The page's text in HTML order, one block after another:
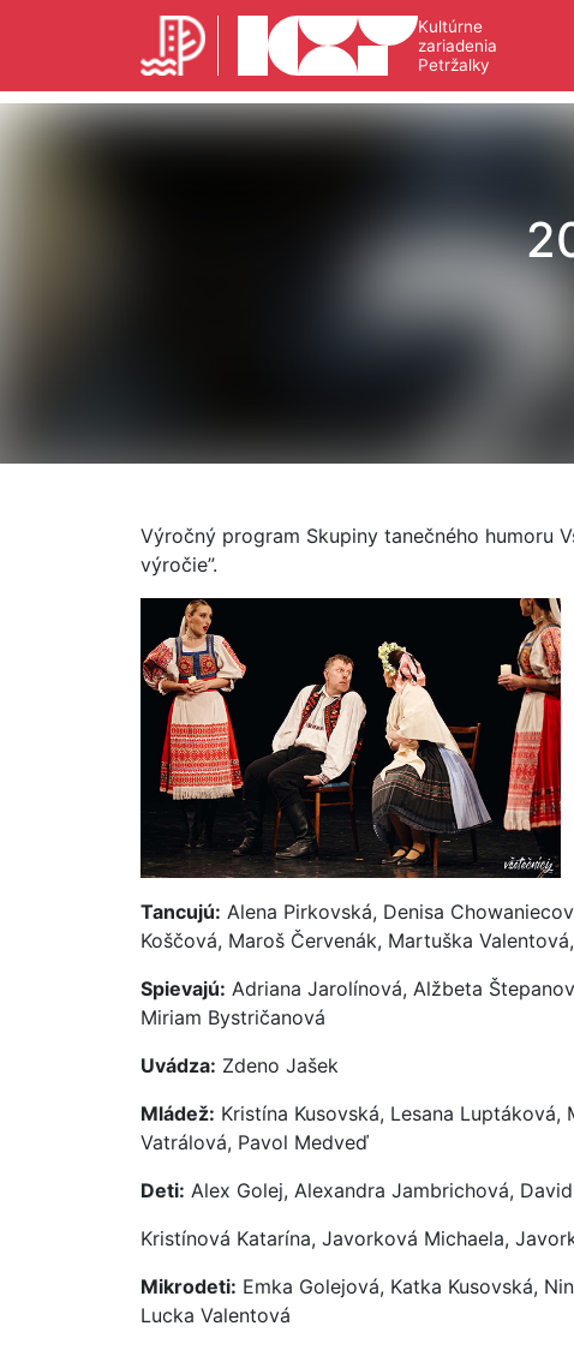
Kultúrne
zariadenia
Petržalky
Výročný program Skupiny tanečného humoru
výročie”.
Tancujú: Alena Pirkovská, Denisa
Koščová, Maroš Červenák, Martuška
Spievajú: Adriana Jarolínová, Alžbeta
Miriam Bystričanová
Uvádza: Zdeno Jašek
Mládež: Kristína Kusovská, Lesana
Vatrálová, Pavol Medveď
Deti: Alex Golej, Alexandra Jambrichová,
Kristínová Katarína, Javorková Michaela,
Mikrodeti: Emka Golejová, Katka Kusovská,
Lucka Valentová